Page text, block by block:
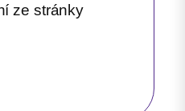
ze stránky